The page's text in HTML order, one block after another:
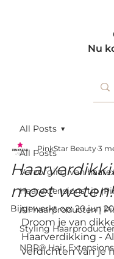
Nu
All Posts
Verzorging van
Haarextensions tip
All haarproducten |
Styling
NBR® Hair
All Posts
moet weten!
PinkStar Beauty 3
Bijgewerkt op:20 jun
Droom je van
Haarverdikking -
verdichten van je